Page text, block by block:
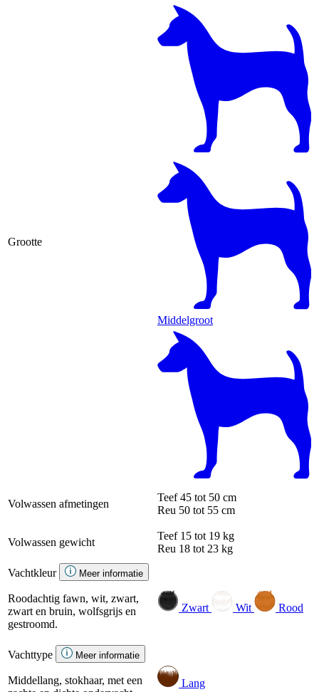
Grootte
Middelgroot
Volwassen afmetingen
Teef 45 tot 50 cm
Reu 50 tot 55 cm
Volwassen gewicht
Teef 15 tot 19 kg
Reu 18 tot 23 kg
Vachtkleur
Meer informatie
Roodachtig fawn, wit, zwart,
zwart en bruin, wolfsgrijs en
gestroomd.
Zwart Wit Rood
Vachttype Meer informatie
Middellang, stokhaar, met een
Lang